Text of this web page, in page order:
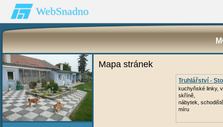
WebSnadno
Mapa stránek
Truhlářství -
kuchyňské linky,
skříně,
nábytek,
míru